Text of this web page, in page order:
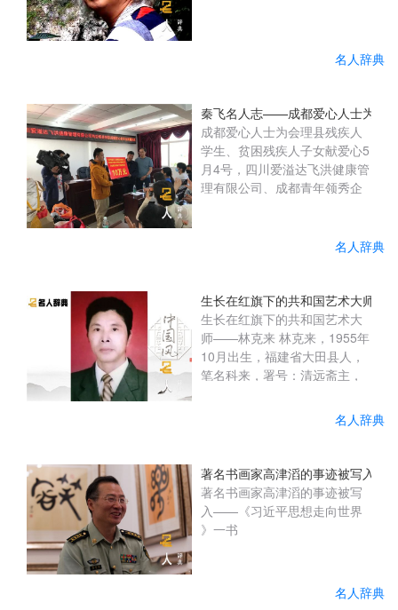
名人辞典
秦飞名人志——成都爱心人士为会
成都爱心人士为会理县残疾人
学生、贫困残疾人子女献爱心5
月4号，四川爱溢达飞洪健康管
理有限公司、成都青年领秀企
迢来到会理县残联开展爱心助
式。在会理县残联的倡议支持
下，通过对接四川爱溢达飞洪
健康管理有限公司、成都青年
领秀企业管理咨询有限公司
后，两家企业积极响应为县残
名人辞典
生长在红旗下的共和国艺术大师
生长在红旗下的共和国艺术大
师——林克来 林克来，1955年
10月出生，福建省大田县人，
笔名科来，署号：清远斋主，
书协终身理事，中国(ZGSH
201904402) 当代著名书画
师。 原中国文化部文化市场发
展中心特聘书画家，中国艺术
学院特聘教授、博士生导师。
中国文化部文化艺术名誉顾
名人辞典
著名书画家高津滔的事迹被写入
著名书画家高津滔的事迹被写
入——《习近平思想走向世界
》一书
名人辞典